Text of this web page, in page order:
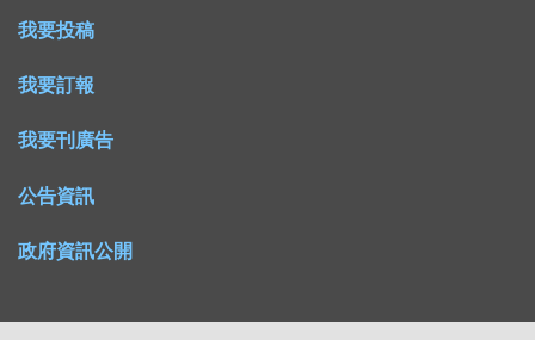
我要投稿
我要訂報
我要刊廣告
公告資訊
政府資訊公開